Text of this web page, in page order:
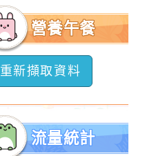
選
營養午餐
重新擷取資料
流量統計